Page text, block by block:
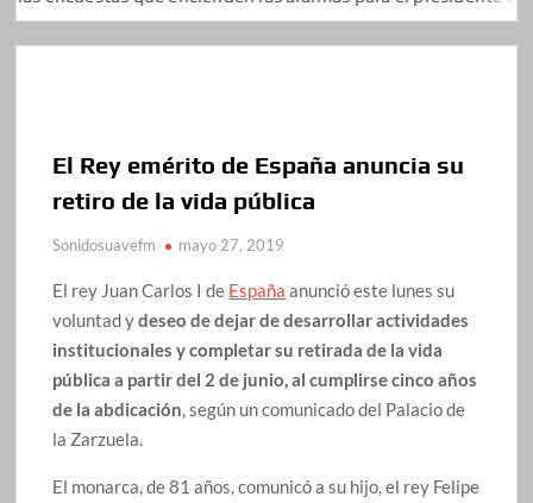
El Rey emérito de España anuncia su
retiro de la vida pública
Sonidosuavefm mayo 27, 2019
El rey Juan Carlos I de España anunció este lunes su
voluntad ydeseo de dejar de desarrollar actividades
institucionales y completar su retirada de la vida
pública a partir del 2 de junio, al cumplirse cinco años
de la abdicación, según un comunicado del Palacio de
la Zarzuela.
El monarca, de 81 años, comunicó a su hijo, el rey Felipe